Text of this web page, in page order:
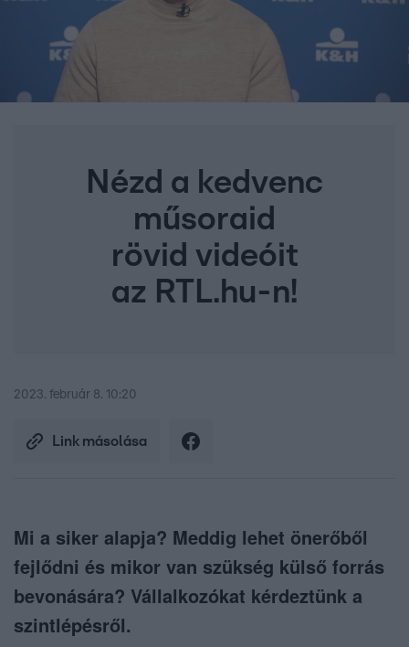
Nézd a kedvenc
műsoraid
rövid videóit
az RTL.hu-n!
2023. február 8. 10:20
Link másolása
Mi a siker alapja? Meddig lehet önerőből
fejlődni és mikor van szükség külső forrás
bevonására? Vállalkozókat kérdeztünk a
szintlépésről.